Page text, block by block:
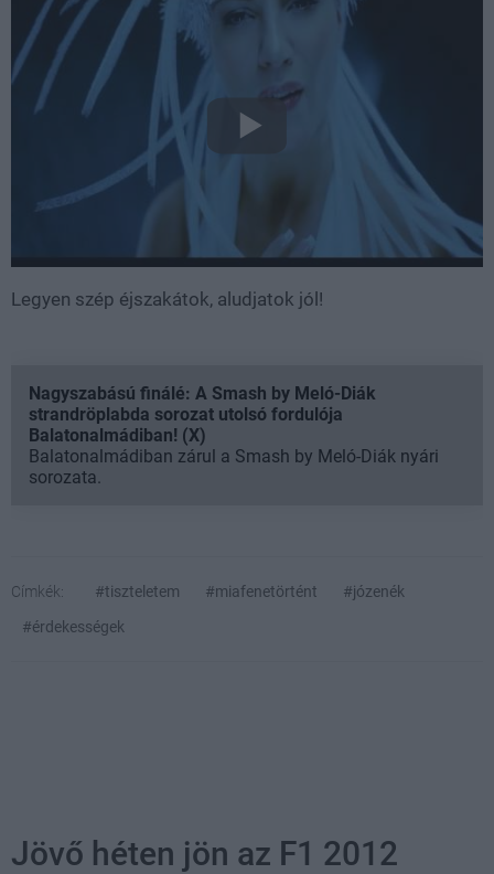
Legyen szép éjszakátok, aludjatok jól!
Nagyszabású finálé: A Smash by Meló-Diák
strandröplabda sorozat utolsó fordulója
Balatonalmádiban! (X)
Balatonalmádiban zárul a Smash by Meló-Diák nyári
sorozata.
Címkék: #tiszteletem #miafenetörtént
#józenék
#érdekességek
Jövő héten jön az F1 2012